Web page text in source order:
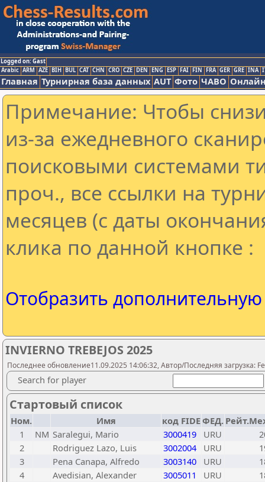
Logged on: Gast
Arabic ARM AZE BIH BUL CAT CHN CRO CZE DEN ENG ESP FAI FIN FRA GER GRE INA
Главная Турнирная база данных AUT Фото ЧАВО
Примечание: Чтобы
из-за ежедневного
поисковыми системами
проч., все ссылки на
месяцев (с даты
клика по данной кнопке :
Отобразить
INVIERNO TREBEJOS 2025
Последнее обновление11.09.2025 14:06:32, Автор/Последняя загрузка:
Search for player
Стартовый список
Ном. Имя код FIDEФЕД.
1
NM Saralegui, Mario 3000419 URU
2
Rodriguez Lazo, Luis 3002004 URU
3
Pena Canapa, Alfredo 3003140 URU
4
Avedisian, Alexander 3005011 URU